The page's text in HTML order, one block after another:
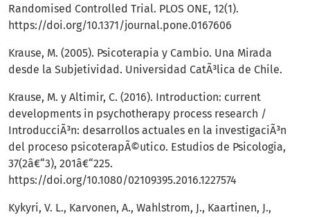
Randomised Controlled Trial. PLOS ONE, 12(1).
https://doi.org/10.1371/journal.pone.0167606
Krause, M. (2005). Psicoterapia y Cambio. Una Mirada
desde la Subjetividad. Universidad CatÃ³lica de Chile.
Krause, M. y Altimir, C. (2016). Introduction: current
developments in psychotherapy process research /
IntroducciÃ³n: desarrollos actuales en la investigaciÃ³n
del proceso psicoterapÃ©utico. Estudios de Psicologia,
37(2â€“3), 201â€“225.
https://doi.org/10.1080/02109395.2016.1227574
Kykyri, V. L., Karvonen, A., Wahlstrom, J., Kaartinen, J.,